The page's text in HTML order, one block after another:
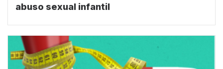
abuso sexual infantil